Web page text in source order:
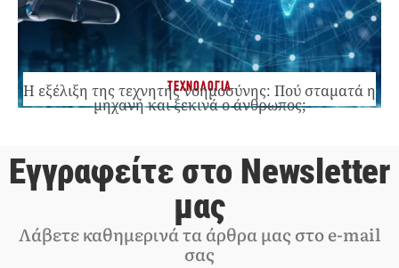
ΤΕΧΝΟΛΟΓΙΑ
Η εξέλιξη της τεχνητής νοημοσύνης: Πού σταματά η
μηχανή και ξεκινά ο άνθρωπος;
Εγγραφείτε στο Newsletter
μας
Λάβετε καθημερινά τα άρθρα μας στο e-mail
σας